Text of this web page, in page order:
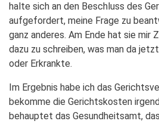
halte sich an den Beschluss des
aufgefordert, meine Frage zu
ganz anderes. Am Ende hat sie mir
dazu zu schreiben, was man da
oder Erkrankte.
Im Ergebnis habe ich das
bekomme die Gerichtskosten
behauptet das Gesundheitsamt,